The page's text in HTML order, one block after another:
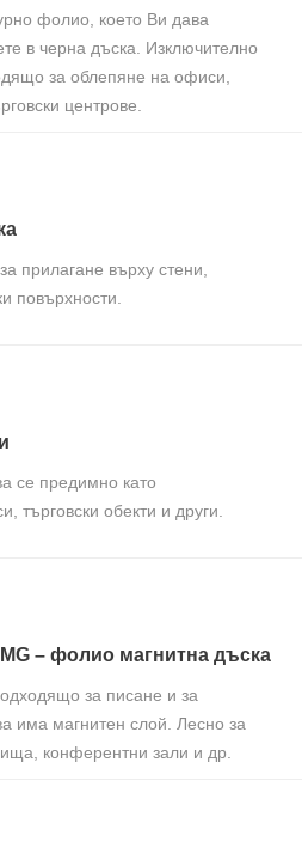
фолио, което Ви дава
в черна дъска. Изключително
за облепяне на офиси,
центрове.
прилагане върху стени,
повърхности.
се предимно като
обекти и други.
– фолио магнитна дъска
за писане и за
има магнитен слой. Лесно за
конферентни зали и др.